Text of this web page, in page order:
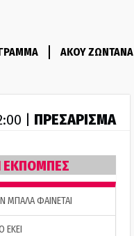
ΑΚΟΥ ΖΩΝΤΑΝΑ
| ΠΡΕΣΑΡΙΣΜΑ
ΕΚΠΟΜΠΕΣ
ΜΠΑΛΑ ΦΑΙΝΕΤΑΙ
ΕΚΕΙ